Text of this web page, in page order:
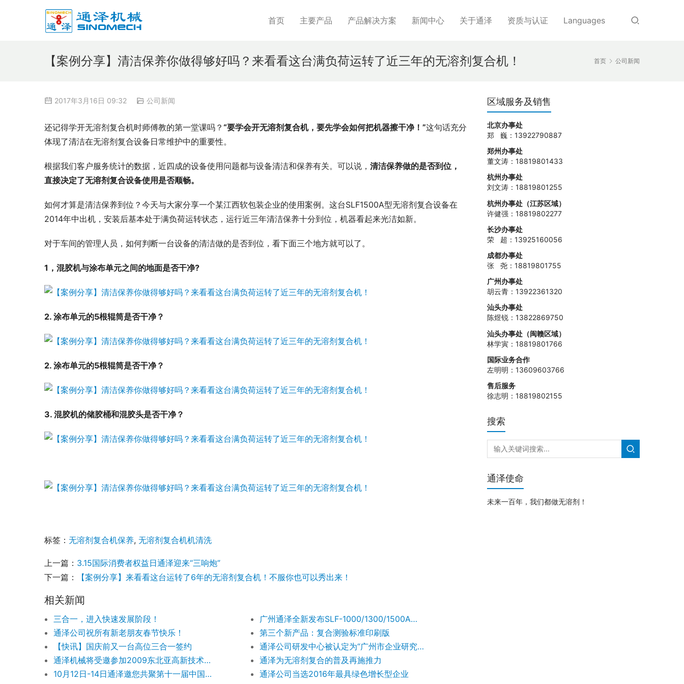
首页 主要产品 产品解决方案 新闻中心 关于通泽 资质与认证 Languages
首页 公司新闻
【案例分享】清洁保养你做得够好吗？来看看这台满负荷运转了近三年的无溶剂复合机！
2017年3月16日 09:32 公司新闻
还记得学开无溶剂复合机时师傅教的第一堂课吗？ “要学会开无溶剂复合机，要先学会如何把机器擦干净！”这句话充分
体现了清洁在无溶剂复合设备日常维护中的重要性。
根据我们客户服务统计的数据，近四成的设备使用问题都与设备清洁和保养有关。可以说， 清洁保养做的是否到位，
直接决定了无溶剂复合设备使用是否顺畅。
如何才算是清洁保养到位？今天与大家分享一个某江西软包装企业的使用案例。这台SLF1500A型无溶剂复合设备在
2014年中出机，安装后基本处于满负荷运转状态，运行近三年清洁保养十分到位，机器看起来光洁如新。
对于车间的管理人员，如何判断一台设备的清洁做的是否到位，看下面三个地方就可以了。
1，混胶机与涂布单元之间的地面是否干净?
2. 涂布单元的5根辊筒是否干净？
2. 涂布单元的5根辊筒是否干净？
3. 混胶机的储胶桶和混胶头是否干净？
标签： 无溶剂复合机保养, 无溶剂复合机机清洗
上一篇： 3.15国际消费者权益日通泽迎来“三响炮”
下一篇：
【案例分享】来看看这台运转了6年的无溶剂复合机！不服你也可以秀出来！
相关新闻
三合一，进入快速发展阶段！
广州通泽全新发布SLF-1000/1300/1500A型无溶剂复合机
通泽公司祝所有新老朋友春节快乐！
第三个新产品：复合测验标准印刷版
【快讯】国庆前又一台高位三合一签约
通泽公司研发中心被认定为“广州市企业研究开发机构”
通泽机械将受邀参加2009东北亚高新技术博览会
通泽为无溶剂复合的普及再施推力
10月12日-14日通泽邀您共聚第十一届中国成都橡塑及包装工业展览会！
通泽公司当选2016年最具绿色增长型企业
区域服务及销售
北京办事处
郑 巍：13922790887
郑州办事处
董文涛：18819801433
杭州办事处
刘文涛：18819801255
杭州办事处（江苏区域）
许健强：18819802277
长沙办事处
荣 超：13925160056
成都办事处
张 尧：18819801755
广州办事处
胡云青：13922361320
汕头办事处
陈煜锐：13822869750
汕头办事处（闽赣区域）
林学寅：18819801766
国际业务合作
左明明：13609603766
售后服务
徐志明：18819802155
搜索
通泽使命
未来一百年，我们都做无溶剂！